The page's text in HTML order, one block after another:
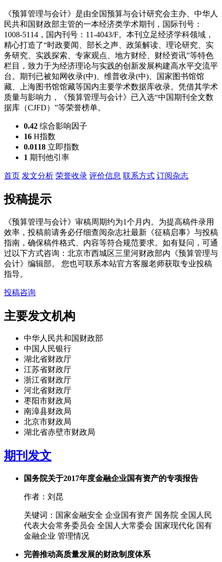
《预算管理与会计》是由全国预算与会计研究会主办、中华人
民共和国财政部主管的一本经济类学术期刊，国际刊号：
1008-5114，国内刊号：11-4043/F。本刊立足经济学科领域，
精心打造了“时政要闻、部长之声、政策解读、理论研究、实
务研究、实践探索、专家观点、地方财经、财经资讯”等特色
栏目，致力于为经济理论与实践的创新发展构建高水平交流平
台。期刊已被知网收录(中)、维普收录(中)、国家图书馆馆
藏、上海图书馆馆藏等国内主要学术数据库收录。凭借其学术
质量与影响力，《预算管理与会计》已入选“中国期刊全文数
据库（CJFD）”等荣誉榜单。
0.42 综合影响因子
16 H指数
0.0118 立即指数
1 期刊他引率
首页 发文分析 荣誉收录 评价信息 联系方式 订阅杂志
投稿提示
《预算管理与会计》审稿周期约为1个月内。为提高稿件录用
效率，投稿前请务必仔细查阅杂志社最新《征稿启事》与投稿
指南，确保稿件格式、内容等符合规范要求。如有疑问，可通
过以下方式咨询：北京市西城区三里河财政部内《预算管理与
会计》编辑部。 您也可联系本站官方客服老师获取专业投稿
指导。
投稿咨询
主要发文机构
中华人民共和国财政部
中国人民银行
湖北省财政厅
江苏省财政厅
浙江省财政厅
河北省财政厅
枣阳市财政局
南漳县财政局
北京市财政局
湖北省赤壁市财政局
期刊发文
国务院关于2017年度金融企业国有资产的专项报告
作者：刘昆
关键词：国家金融安全 企业国有资产 国务院 全国人民
代表大会常务委员会 全国人大常委会 国家现代化 国有
金融企业 管理情况
完善推动高质量发展的财政制度体系